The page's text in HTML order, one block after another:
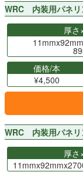
WRC 内装用パネ
厚さ
価格/本
¥4,500
WRC 内装用パネ
厚さ